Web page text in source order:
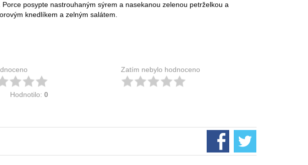
posypte nastrouhaným sýrem a nasekanou zelenou petrželkou a
knedlíkem a zelným salátem.
Hodnotilo: 0
Zatím nebylo hodnoceno